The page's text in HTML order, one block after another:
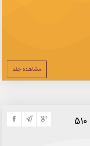
مشاهده جلد